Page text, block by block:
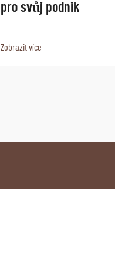
pro svůj podnik
Zobrazit více